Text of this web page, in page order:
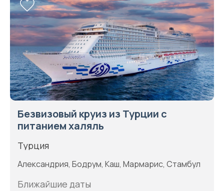
Безвизовый круиз из Турции с
питанием халяль
Турция
Александрия, Бодрум, Каш, Мармарис, Стамбул
Ближайшие даты